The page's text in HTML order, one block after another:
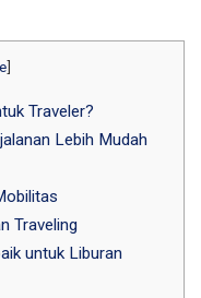
]
Traveler?
Lebih Mudah
Traveling
untuk Liburan